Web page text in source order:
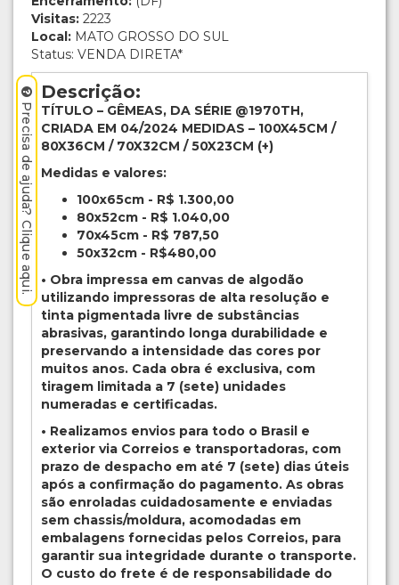
Visitas: 2223
Local: MATO GROSSO DO SUL
Status: VENDA DIRETA*
Descrição:
TÍTULO – GÊMEAS, DA SÉRIE @1970TH,
CRIADA EM 04/2024 MEDIDAS – 100X45CM /
80X36CM / 70X32CM / 50X23CM (+)
Medidas e valores:
100x65cm - R$ 1.300,00
80x52cm - R$ 1.040,00
70x45cm - R$ 787,50
50x32cm - R$480,00
• Obra impressa em canvas de algodão
utilizando impressoras de alta resolução e
tinta pigmentada livre de substâncias
abrasivas, garantindo longa durabilidade e
preservando a intensidade das cores por
muitos anos. Cada obra é exclusiva, com
tiragem limitada a 7 (sete) unidades
numeradas e certificadas.
• Realizamos envios para todo o Brasil e
exterior via Correios e transportadoras, com
prazo de despacho em até 7 (sete) dias úteis
após a confirmação do pagamento. As obras
são enroladas cuidadosamente e enviadas
sem chassis/moldura, acomodadas em
embalagens fornecidas pelos Correios, para
garantir sua integridade durante o transporte.
O custo do frete é de responsabilidade do
Precisa de ajuda? Clique aqui.